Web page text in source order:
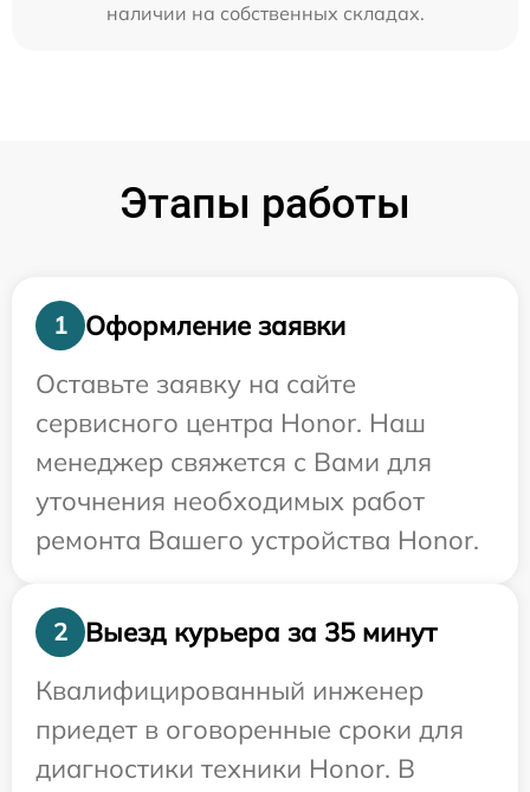
наличии на собственных складах.
Этапы работы
1
Оформление заявки
Оставьте заявку на сайте
сервисного центра Honor. Наш
менеджер свяжется с Вами для
уточнения необходимых работ
ремонта Вашего устройства Honor.
2
Выезд курьера за 35 минут
Квалифицированный инженер
приедет в оговоренные сроки для
диагностики техники Honor. В